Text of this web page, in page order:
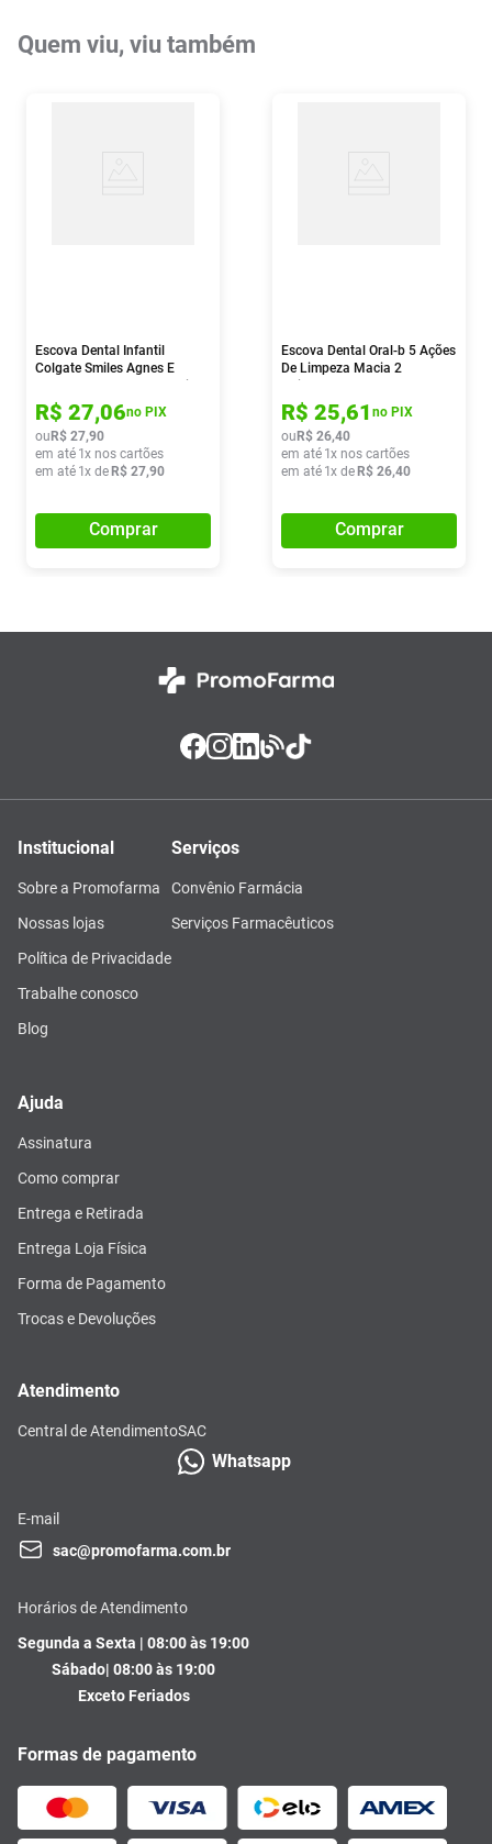
Quem viu, viu também
Escova Dental Infantil
Colgate Smiles Agnes E
Fluffy 6+ Anos Extra Macia 2
Unidades
R$ 27,06no PIX
ouR$ 27,90
em até 1x nos cartões
em até 1x deR$ 27,90
Comprar
Escova Dental Oral-b 5 Ações
De Limpeza Macia 2
Unidades
R$ 25,61 no PIX
ouR$ 26,40
em até 1x nos cartões
em até 1x deR$ 26,40
Comprar
Institucional
Sobre a Promofarma
Nossas lojas
Política de Privacidade
Trabalhe conosco
Blog
Serviços
Convênio Farmácia
Serviços Farmacêuticos
Ajuda
Assinatura
Como comprar
Entrega e Retirada
Entrega Loja Física
Forma de Pagamento
Trocas e Devoluções
Atendimento
Central de AtendimentoSAC
Whatsapp
E-mail
sac@promofarma.com.br
Horários de Atendimento
Segunda a Sexta | 08:00 às 19:00
Sábado| 08:00 às 19:00
Exceto Feriados
Formas de pagamento